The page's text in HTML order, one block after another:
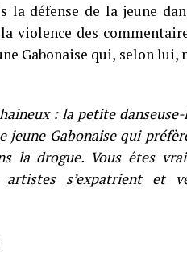
défense de la jeune
violence des
Gabonaise qui, selon
: la petite
jeune Gabonaise qui
la drogue. Vous êtes
s’expatrient et